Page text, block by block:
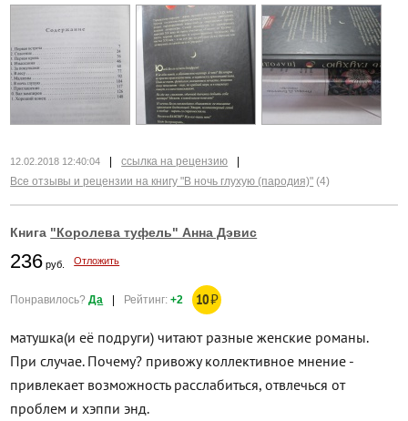
12.02.2018 12:40:04 ссылка на рецензию
Все отзывы и рецензии на книгу "В ночь глухую (пародия)" (4)
Книга "Королева туфель" Анна Дэвис
236 руб. Отложить
Понравилось?Да | Рейтинг:+2 10₽
матушка(и её подруги) читают разные женские романы.
При случае. Почему? привожу коллективное мнение -
привлекает возможность расслабиться, отвлечься от
проблем и хэппи энд.